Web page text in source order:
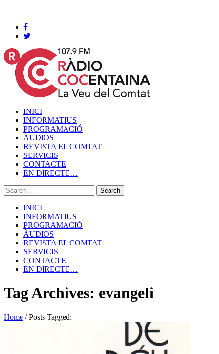
INICI
INFORMATIUS
PROGRAMACIÓ
ÀUDIOS
REVISTA EL COMTAT
SERVICIS
CONTACTE
EN DIRECTE…
INICI
INFORMATIUS
PROGRAMACIÓ
ÀUDIOS
REVISTA EL COMTAT
SERVICIS
CONTACTE
EN DIRECTE…
Tag Archives: evangeli
Home /Posts Tagged: